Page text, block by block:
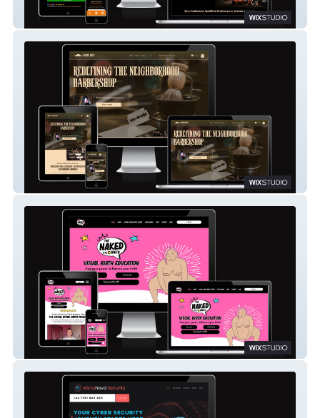
Pulchan OnCall
Barber Bro's
The Naked Birth